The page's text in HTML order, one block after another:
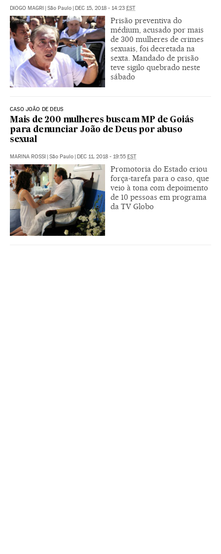
DIOGO MAGRI São Paulo DEC 15, 2018 - 14:23 EST
Prisão preventiva do
médium, acusado por mais
de 300 mulheres de crimes
sexuais, foi decretada na
sexta. Mandado de prisão
teve sigilo quebrado neste
sábado
CASO JOÃO DE DEUS
Mais de 200 mulheres buscam MP de Goiás
para denunciar João de Deus por abuso
sexual
MARINA ROSSI | São Paulo | DEC 11, 2018 - 19:55 EST
Promotoria do Estado criou
força-tarefa para o caso, que
veio à tona com depoimento
de 10 pessoas em programa
da TV Globo